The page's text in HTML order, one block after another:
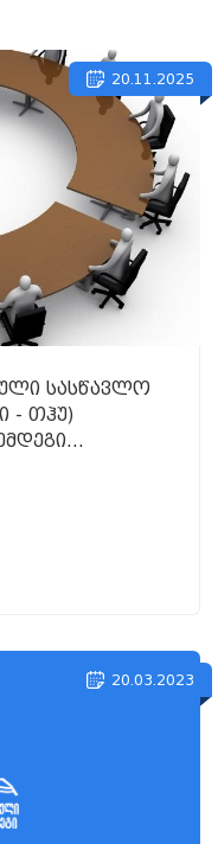
20.11.2025
სასწავლო
- თჰუ)
20.03.2023